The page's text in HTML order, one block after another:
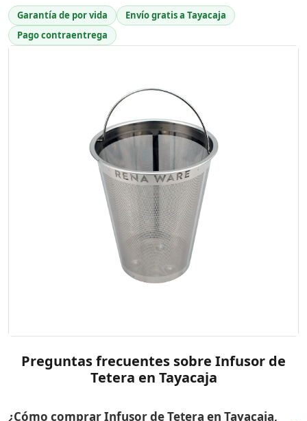
Garantía de por vida
Envío gratis a Tayacaja
Pago contraentrega
Preguntas frecuentes sobre Infusor de
Tetera en Tayacaja
¿Cómo comprar Infusor de Tetera en Tayacaja,